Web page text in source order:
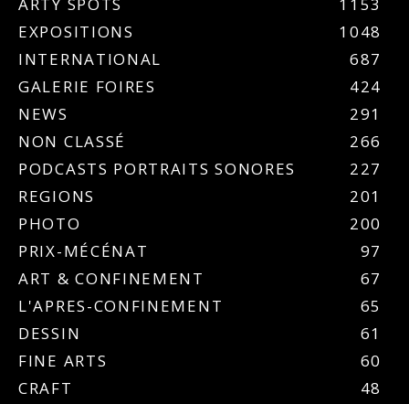
EXPOSITIONS
1048
INTERNATIONAL
687
GALERIE FOIRES
424
NEWS
291
NON CLASSÉ
266
PODCASTS PORTRAITS SONORES
227
REGIONS
201
PHOTO
200
PRIX-MÉCÉNAT
97
ART & CONFINEMENT
67
L'APRES-CONFINEMENT
65
DESSIN
61
FINE ARTS
60
CRAFT
48